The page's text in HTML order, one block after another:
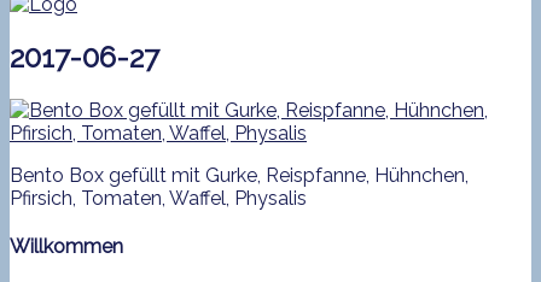
2017-06-27
Bento Box gefüllt mit Gurke, Reispfanne, Hühnchen,
Pfirsich, Tomaten, Waffel, Physalis
Willkommen